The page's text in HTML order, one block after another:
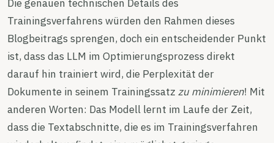
Die genauen technischen Details des
Trainingsverfahrens würden den Rahmen dieses
Blogbeitrags sprengen, doch ein entscheidender Punkt
ist, dass das LLM im Optimierungsprozess direkt
darauf hin trainiert wird, die Perplexität der
Dokumente in seinem Trainingssatz zu minimieren! Mit
anderen Worten: Das Modell lernt im Laufe der Zeit,
dass die Textabschnitte, die es im Trainingsverfahren